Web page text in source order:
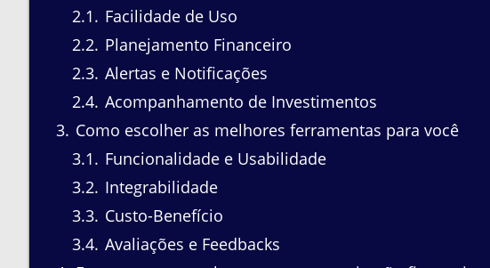
2.1
Facilidade de Uso
2.2 Planejamento Financeiro
2.3 Alertas e Notificações
2.4 Acompanhamento de Investimentos
3 Como escolher as melhores ferramentas para você
3.1
Funcionalidade e Usabilidade
3.2 Integrabilidade
3.3 Custo-Benefício
3.4 Avaliações e Feedbacks